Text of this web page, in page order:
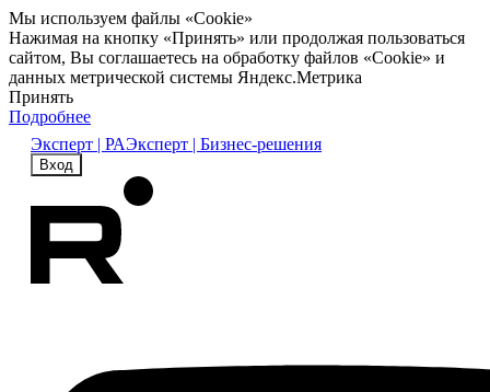
Мы используем файлы «Cookie»
Нажимая на кнопку «Принять» или продолжая пользоваться
сайтом, Вы соглашаетесь на обработку файлов «Cookie» и
данных метрической системы Яндекс.Метрика
Принять
Подробнее
Эксперт | РАЭксперт | Бизнес-решения
Вход